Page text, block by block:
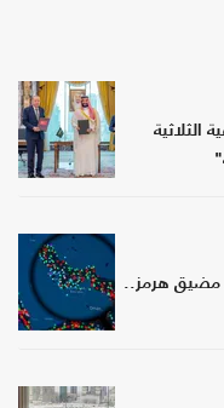
الثلاثية
مضيق هرمز..